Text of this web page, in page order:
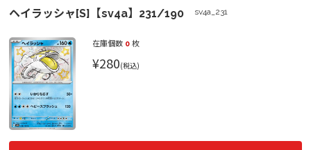
ヘイラッシャ[S]【sv4a】231/190 sv4a_231
在庫個数 0 枚
¥280(税込)